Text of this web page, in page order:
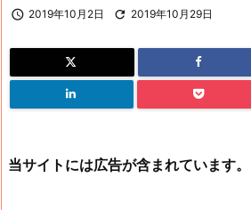
 2019年10月2日  2019年10月29日
当サイトには広告が含まれています。